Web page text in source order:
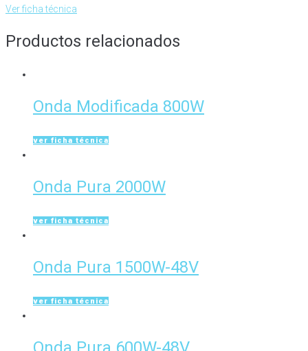
Ver ficha técnica
Productos relacionados
Onda Modificada 800W
ver ficha técnica
Onda Pura 2000W
ver ficha técnica
Onda Pura 1500W-48V
ver ficha técnica